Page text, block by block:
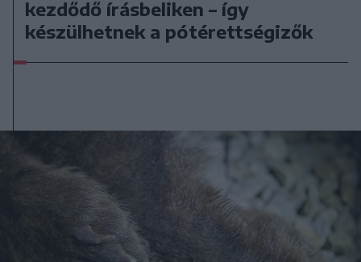
kezdődő írásbeliken – így
készülhetnek a pótérettségizők